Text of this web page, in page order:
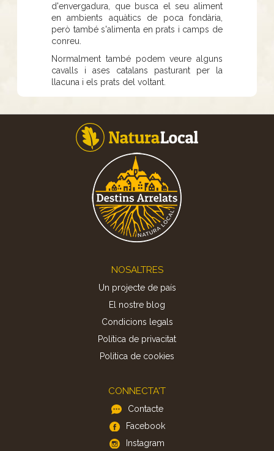
d'envergadura, que busca el seu aliment
en ambients aquàtics de poca fondària,
però també s'alimenta en prats i camps de
conreu.
Normalment també podem veure alguns
cavalls i ases catalans pasturant per la
llacuna i els prats del voltant.
NOSALTRES
Un projecte de país
El nostre blog
Condicions legals
Política de privacitat
Politica de cookies
CONNECTA'T
Contacte
Facebook
Instagram